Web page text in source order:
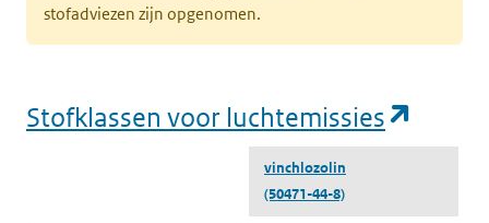
stofadviezen zijn opgenomen.
Stofklassen voor luchtemissies
vinchlozolin
(50471-44-8)